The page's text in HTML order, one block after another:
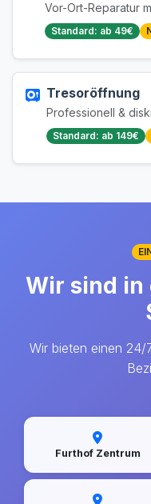
Vor-Ort-Reparatur
Standard: ab 49€
Tresoröffnung
Professionell &
Standard: ab 149€
Wir sind
Wir bieten einen
Furthof Zentrum